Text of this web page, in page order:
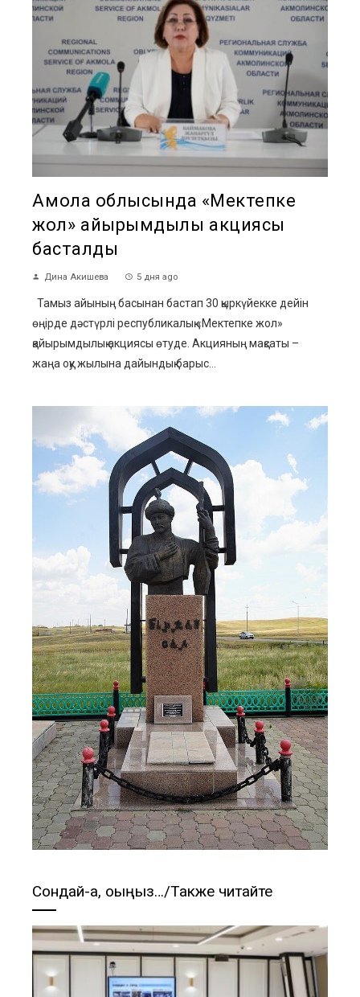
Ақмола облысында «Мектепке
жол» қайырымдылық акциясы
басталды
Дина Акишева 5 дня ago
Тамыз айының басынан бастап 30 қыркүйекке дейін
өңірде дәстүрлі республикалық «Мектепке жол»
қайырымдылық акциясы өтуде. Акцияның мақсаты –
жаңа оқу жылына дайындық барыс...
Сондай-ақ, оқыңыз…/Также читайте